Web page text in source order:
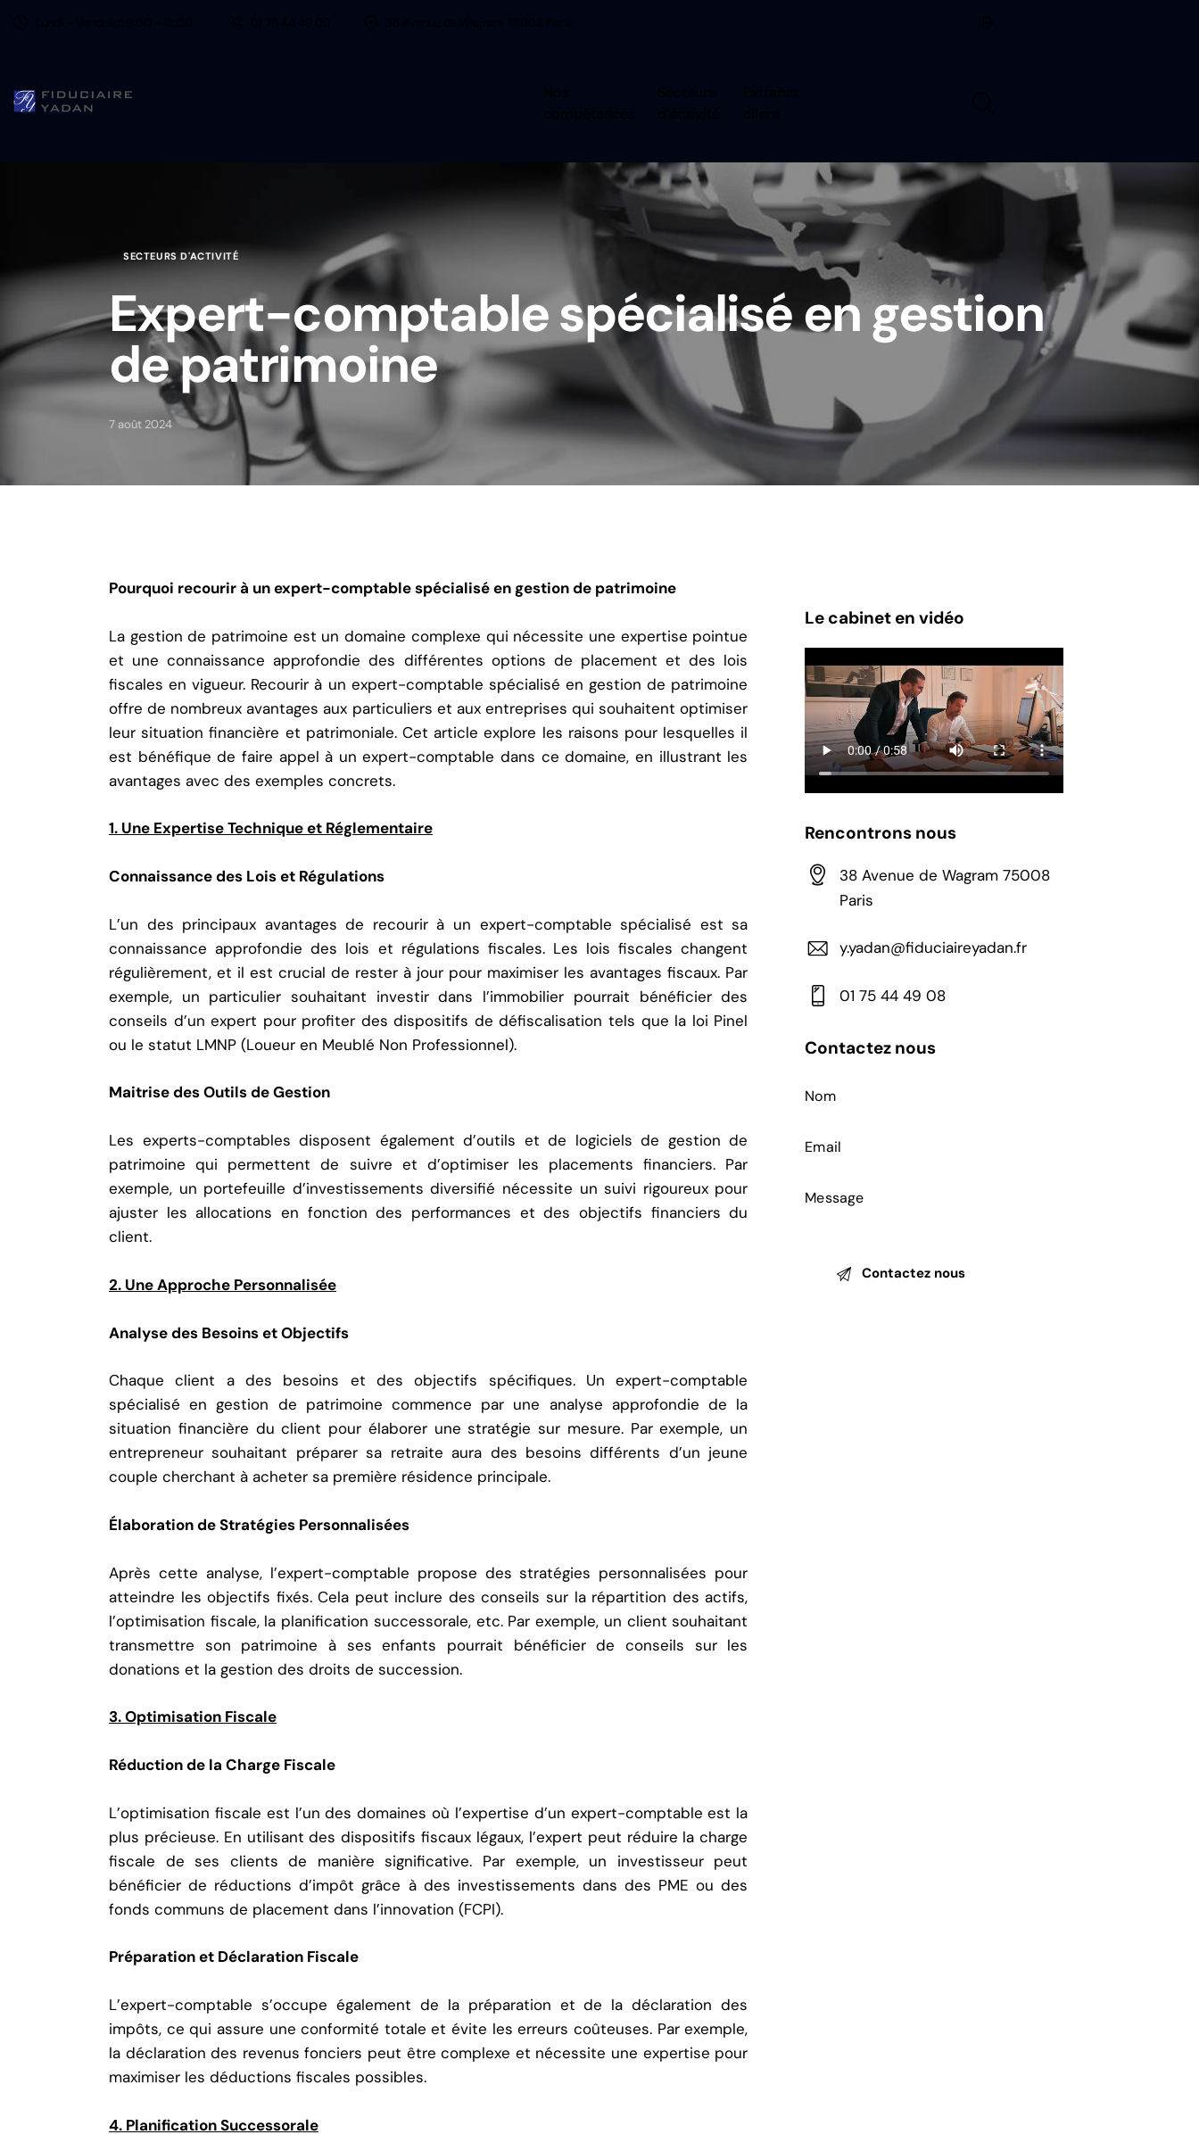
SECTEURS D'ACTIVITÉ
Expert-comptable spécialisé en gestion
de patrimoine
7 août 2024
Pourquoi recourir à un expert-comptable spécialisé en gestion de patrimoine
La gestion de patrimoine est un domaine complexe qui nécessite une expertise pointue
et une connaissance approfondie des différentes options de placement et des lois
fiscales en vigueur. Recourir à un expert-comptable spécialisé en gestion de patrimoine
offre de nombreux avantages aux particuliers et aux entreprises qui souhaitent optimiser
leur situation financière et patrimoniale. Cet article explore les raisons pour lesquelles il
est bénéfique de faire appel à un expert-comptable dans ce domaine, en illustrant les
avantages avec des exemples concrets.
1. Une Expertise Technique et Réglementaire
Connaissance des Lois et Régulations
L’un des principaux avantages de recourir à un expert-comptable spécialisé est sa
connaissance approfondie des lois et régulations fiscales. Les lois fiscales changent
régulièrement, et il est crucial de rester à jour pour maximiser les avantages fiscaux. Par
exemple, un particulier souhaitant investir dans l’immobilier pourrait bénéficier des
conseils d’un expert pour profiter des dispositifs de défiscalisation tels que la loi Pinel
ou le statut LMNP (Loueur en Meublé Non Professionnel).
Maitrise des Outils de Gestion
Les experts-comptables disposent également d’outils et de logiciels de gestion de
patrimoine qui permettent de suivre et d’optimiser les placements financiers. Par
exemple, un portefeuille d’investissements diversifié nécessite un suivi rigoureux pour
ajuster les allocations en fonction des performances et des objectifs financiers du
client.
2. Une Approche Personnalisée
Analyse des Besoins et Objectifs
Chaque client a des besoins et des objectifs spécifiques. Un expert-comptable
spécialisé engestion de patrimoine commence par une analyse approfondie de la
situation financière du client pour élaborer une stratégie sur mesure. Par exemple, un
entrepreneur souhaitant préparer sa retraite aura des besoins différents d’un jeune
couple cherchant à acheter sa première résidence principale.
Élaboration de Stratégies Personnalisées
Après cette analyse, l’expert-comptable propose des stratégies personnalisées pour
atteindre les objectifs fixés. Cela peut inclure des conseils sur la répartition des actifs,
l’optimisation fiscale, la planification successorale, etc. Par exemple, un client souhaitant
transmettre son patrimoine à ses enfants pourrait bénéficier de conseils sur les
donations et la gestion des droits de succession.
3. Optimisation Fiscale
Réduction de la Charge Fiscale
L’optimisation fiscale est l’un des domaines où l’expertise d’un expert-comptable est la
plus précieuse. En utilisant des dispositifs fiscaux légaux, l’expert peut réduire la charge
fiscale de ses clients de manière significative. Par exemple, un investisseur peut
bénéficier de réductions d’impôt grâce à des investissements dans des PME ou des
fonds communs de placement dans l’innovation (FCPI).
Préparation et Déclaration Fiscale
L’expert-comptable s’occupe également de la préparation et de la déclaration des
impôts, ce qui assure une conformité totale et évite les erreurs coûteuses. Par exemple,
la déclaration des revenus fonciers peut être complexe et nécessite une expertise pour
maximiser les déductions fiscales possibles.
4. Planification Successorale
Le cabinet en vidéo
Rencontrons nous
38 Avenue de Wagram 75008
Paris
y.yadan@fiduciaireyadan.fr
01 75 44 49 08
Contactez nous